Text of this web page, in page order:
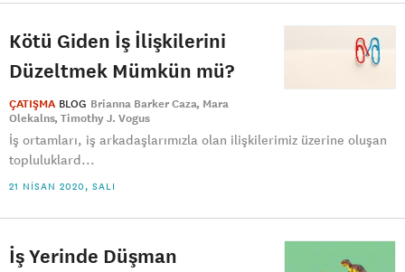
Kötü Giden İş İlişkilerini
Düzeltmek Mümkün mü?
ÇATIŞMA BLOG Brianna Barker Caza Mara
Olekalns Timothy J. Vogus
İş ortamları, iş arkadaşlarımızla olan ilişkilerimiz üzerine oluşan
topluluklard...
21 NISAN 2020, SALI
İş Yerinde Düşman